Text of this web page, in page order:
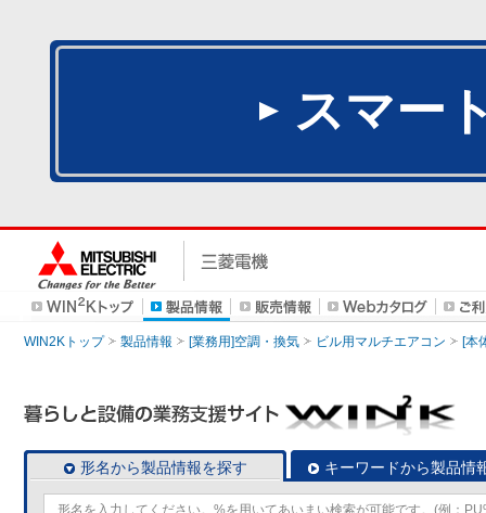
スマー
WIN2Kトップ 製品情報 [業務用]空調・換気 ビル用マルチエアコン [本
形名から製品情報を探す キーワードから製品情